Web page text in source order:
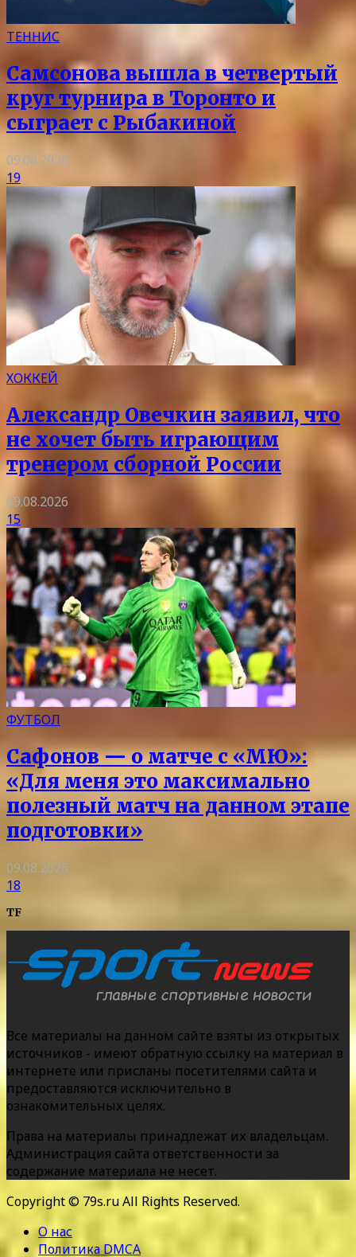
ТЕННИС
Самсонова вышла в четвертый
круг турнира в Торонто и
сыграет с Рыбакиной
09.08.2026
19
ХОККЕЙ
Александр Овечкин заявил, что
не хочет быть играющим
тренером сборной России
09.08.2026
15
ФУТБОЛ
Сафонов — о матче с «МЮ»:
«Для меня это максимально
полезный матч на данном этапе
подготовки»
09.08.2026
18
TF
Все материалы на данном сайте взяты из открытых
источников - имеют обратную ссылку на материал в
интернете или присланы посетителями сайта и
предоставляются исключительно в
ознакомительных целях.
Права на материалы принадлежат их владельцам.
Администрация сайта ответственности за
содержание материала не несет.
Copyright © 79s.ru All Rights Reserved.
О нас
Политика DMCA